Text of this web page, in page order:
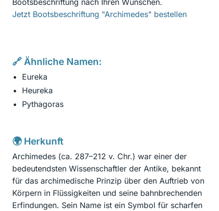
Jetzt Bootsbeschriftung "Archimedes" bestellen
🔗 Ähnliche Namen:
Eureka
Heureka
Pythagoras
🌍 Herkunft
Archimedes (ca. 287–212 v. Chr.) war einer der
bedeutendsten Wissenschaftler der Antike, bekannt
für das archimedische Prinzip über den Auftrieb von
Körpern in Flüssigkeiten und seine bahnbrechenden
Erfindungen. Sein Name ist ein Symbol für scharfen